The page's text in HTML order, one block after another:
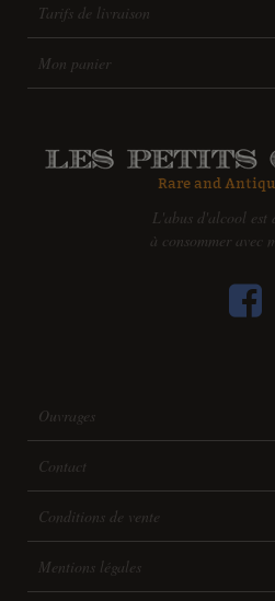
Tarifs de livraison
Mon panier
L'abus d'alcool est
à consommer avec
Ouvrages
Contact
Conditions de vente
Mentions légales